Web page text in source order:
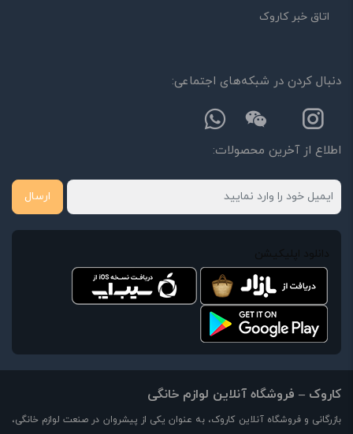
اتاق خبر کاروک
دنبال کردن در شبکه‌های اجتماعی:
اطلاع از آخرین محصولات:
ارسال
کاروک – فروشگاه آنلاین لوازم خانگی
بازرگانی و فروشگاه آنلاین کاروک، به عنوان یکی از پیشروان در صنعت لوازم خانگی،